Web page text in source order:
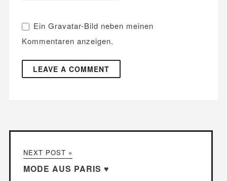
Ein Gravatar-Bild neben meinen
Kommentaren anzeigen.
NEXT POST »
MODE AUS PARIS ♥